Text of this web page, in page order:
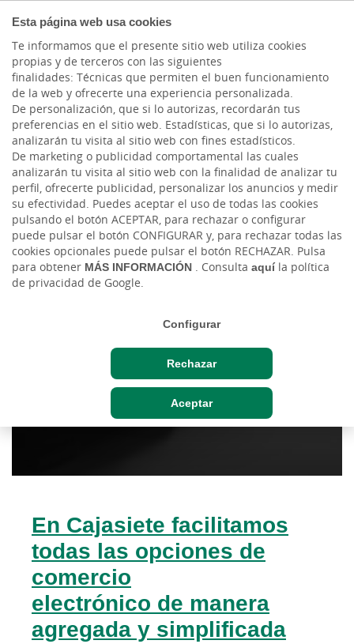
Esta página web usa cookies
Te informamos que el presente sitio web utiliza cookies
propias y de terceros con las siguientes
finalidades: Técnicas que permiten el buen funcionamiento
de la web y ofrecerte una experiencia personalizada.
De personalización, que si lo autorizas, recordarán tus
preferencias en el sitio web. Estadísticas, que si lo autorizas,
analizarán tu visita al sitio web con fines estadísticos.
De marketing o publicidad comportamental las cuales
analizarán tu visita al sitio web con la finalidad de analizar tu
perfil, ofrecerte publicidad, personalizar los anuncios y medir
su efectividad. Puedes aceptar el uso de todas las cookies
pulsando el botón ACEPTAR, para rechazar o configurar
puede pulsar el botón CONFIGURAR y, para rechazar todas las
cookies opcionales puede pulsar el botón RECHAZAR. Pulsa
para obtener MÁS INFORMACIÓN . Consulta aquíla política
de privacidad de Google.
Configurar
Rechazar
Aceptar
Cargando contenido, por favor espere...
CAJASIETE
Sala de Prensa
En Cajasiete facilitamos
todas las opciones de
comercio
electrónico de manera
agregada y simplificada